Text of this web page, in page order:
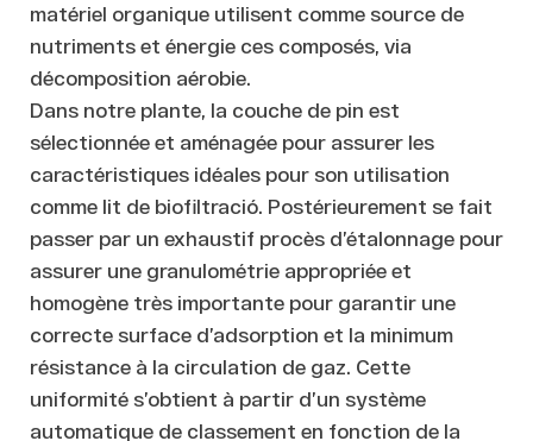
matériel organique utilisent comme source de
nutriments et énergie ces composés, via
décomposition aérobie.
Dans notre plante, la couche de pin est
sélectionnée et aménagée pour assurer les
caractéristiques idéales pour son utilisation
comme lit de biofiltració. Postérieurement se fait
passer par un exhaustif procès d’étalonnage pour
assurer une granulométrie appropriée et
homogène très importante pour garantir une
correcte surface d’adsorption et la minimum
résistance à la circulation de gaz. Cette
uniformité s’obtient à partir d’un système
automatique de classement en fonction de la